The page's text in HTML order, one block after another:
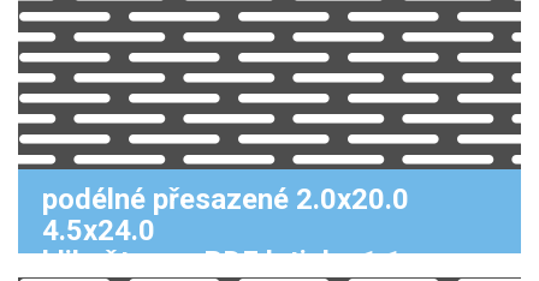
podélné přesazené 2.0x20.0
4.5x24.0
klikněte pro PDF k tisku 1:1